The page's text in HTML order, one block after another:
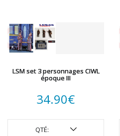
LSM set 3 personnages CIWL
époque III
34.90€
QTÉ: